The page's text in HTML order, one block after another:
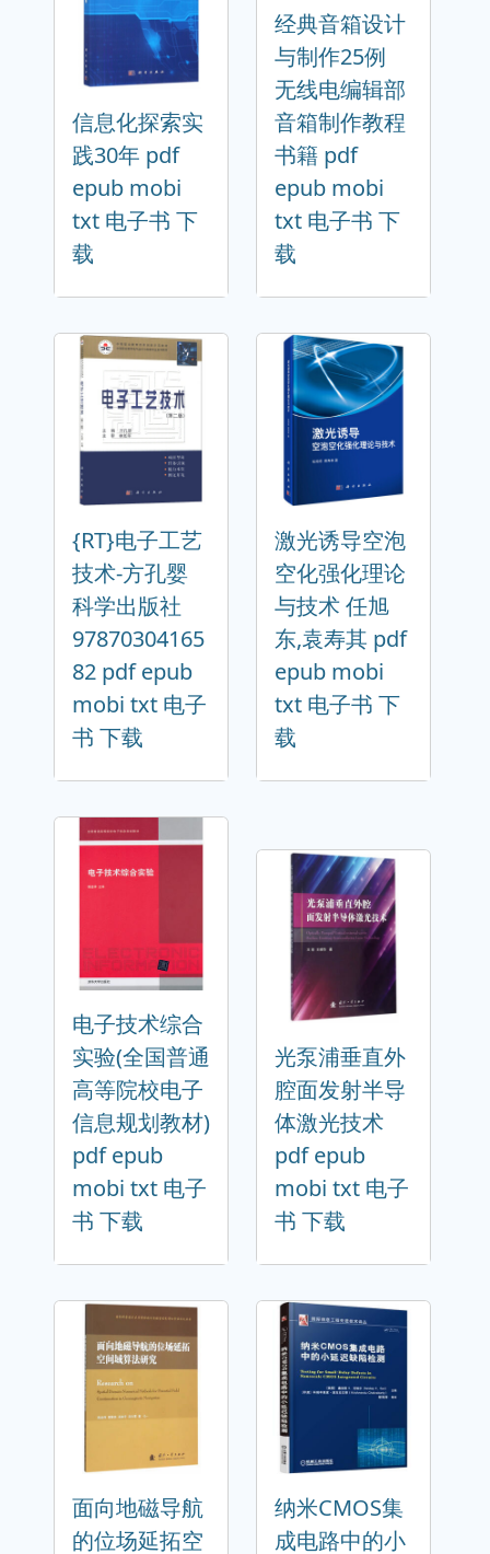
信息化探索实
践30年 pdf
epub mobi
txt 电子书 下
载
经典音箱设计
与制作25例
无线电编辑部
音箱制作教程
书籍 pdf
epub mobi
txt 电子书 下
载
{RT}电子工艺
技术-方孔婴
科学出版社
97870304165
82 pdf epub
mobi txt 电子
书 下载
激光诱导空泡
空化强化理论
与技术 任旭
东,袁寿其 pdf
epub mobi
txt 电子书 下
载
电子技术综合
实验(全国普通
高等院校电子
信息规划教材)
pdf epub
mobi txt 电子
书 下载
光泵浦垂直外
腔面发射半导
体激光技术
pdf epub
mobi txt 电子
书 下载
面向地磁导航
的位场延拓空
纳米CMOS集
成电路中的小